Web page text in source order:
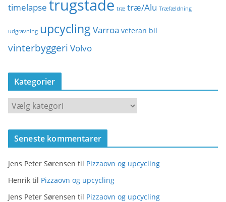
timelapse trugstade træ træ/Alu Træfældning
udgravning upcycling Varroa veteran bil
vinterbyggeri Volvo
Kategorier
K
a
t
o
r
i
Seneste kommentarer
Jens Peter Sørensen til Pizzaovn og upcycling
Henrik til Pizzaovn og upcycling
Jens Peter Sørensen til Pizzaovn og upcycling